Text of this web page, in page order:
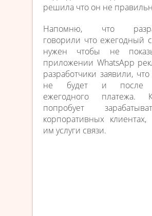
решила что он не
Напомню, что
говорили что ежегодный
нужен чтобы не
приложении WhatsApp
разработчики заявили,
не будет и после
ежегодного платежа.
попробует
корпоративных клиентах,
им услуги связи.